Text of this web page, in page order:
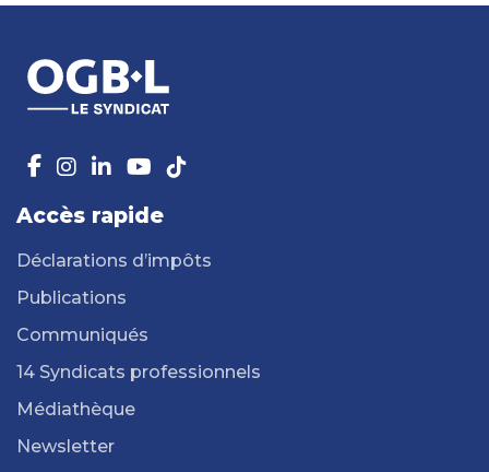
Accès rapide
Déclarations d’impôts
Publications
Communiqués
14 Syndicats professionnels
Médiathèque
Newsletter